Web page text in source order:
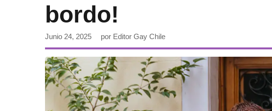
bordo!
Junio 24, 2025 por Editor Gay Chile